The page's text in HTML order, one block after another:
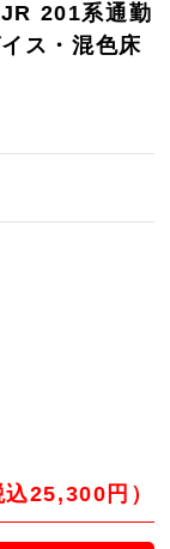
201系通勤
ス・混色床
25,300円）